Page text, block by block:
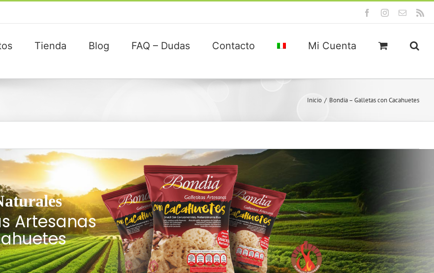
FacebookInstagram
Correo
Tienda Blog FAQ – Dudas Contacto Mi Cuenta
Inicio Bondia – Galletas con Cacahuetes
Artesanas